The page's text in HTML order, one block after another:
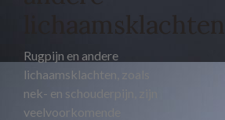
lichaamsklachten
Rugpijn en andere
lichaamsklachten, zoals
nek- en schouderpijn, zijn
veelvoorkomende